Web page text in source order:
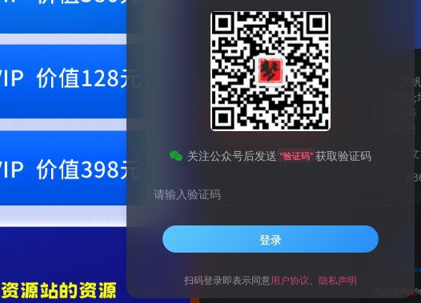
钻石会员免费
立即购买
建议登陆后购买，可保存购买订单。微信支付联系微信：chen185599521
梦
梦帆
网赚
赚钱
的项
关注公众号后发送 “验证码” 获取验证码
请输入验证码
登录
扫码登录即表示同意用户协议 隐私声明